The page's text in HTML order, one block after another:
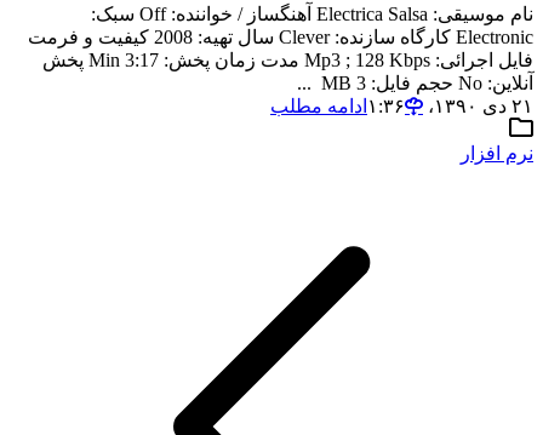
نام موسیقی: Electrica Salsa آهنگساز / خواننده: Off سبک:
Electronic کارگاه سازنده: Clever سال تهیه: 2008 کیفیت و فرمت
فایل اجرائی: Mp3 ; 128 Kbps مدت زمان پخش: 3:17 Min پخش
آنلاین: No حجم فایل: 3 MB ...
۲۱ دی ۱۳۹۰،‏ ۱:۳۶
ادامه مطلب
نرم افزار